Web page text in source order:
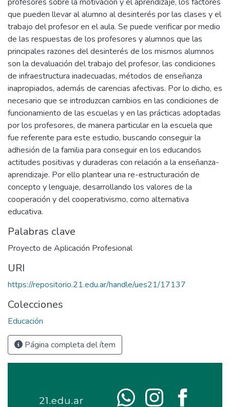
que pueden llevar al alumno al desinterés por las clases y el
trabajo del profesor en el aula. Se puede verificar por medio
de las respuestas de los profesores y alumnos que las
principales razones del desinterés de los mismos alumnos
son la devaluación del trabajo del profesor, las condiciones
de infraestructura inadecuadas, métodos de enseñanza
inapropiados, además de carencias afectivas. Por lo dicho, es
necesario que se introduzcan cambios en las condiciones de
funcionamiento de las escuelas y en las prácticas adoptadas
por los profesores, de manera particular en la escuela que
fue referente para este estudio, buscando conseguir la
adhesión de la familia para conseguir en los educandos
actitudes positivas y duraderas con relación a la enseñanza-
aprendizaje. Por ello plantear una re-estructuración de
concepto y lenguaje, desarrollando los valores de la
cooperación y del cooperativismo, como alternativa
educativa.
Palabras clave
Proyecto de Aplicación Profesional
URI
https://repositorio.21.edu.ar/handle/ues21/17137
Colecciones
Educación
Página completa del ítem